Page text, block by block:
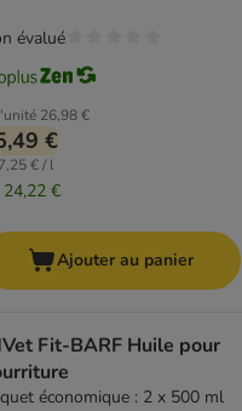
26,98 €
€
€ / l
24,22 €
évalué
Ajouter au panier
Fit-BARF Huile pour
économique : 2 x 500 ml